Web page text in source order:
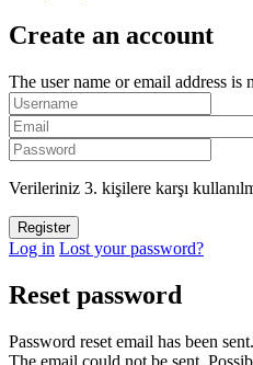
Create an account
The user name or email address is
Verileriniz 3. kişilere karşı
Log in Lost your password?
Reset password
Password reset email has been sent.